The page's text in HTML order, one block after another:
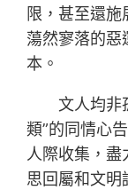
限，甚至還
蕩然寥落的惡
本。
文人均非
類”的同情心
人際收集，盡
思回屬和文明